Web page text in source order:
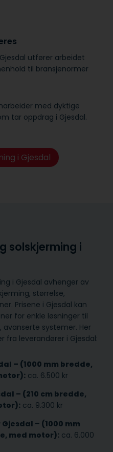
utfører arbeidet
til bransje­normer
med dyktige
tar oppdrag i Gjesdal.
i Gjesdal
solskjerming i
i Gjesdal avhenger av
størrelse,
Prisene i Gjesdal kan
for enkle løsninger til
avanserte systemer. Her
fra leverandører i Gjesdal:
– (1000 mm bredde,
ca. 6.500 kr
– (210 cm bredde,
ca. 9.300 kr
– (1000 mm
med motor): ca. 6.000